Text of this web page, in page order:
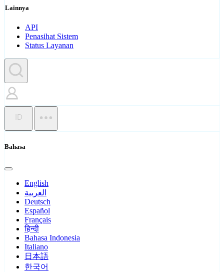
Lainnya
API
Penasihat Sistem
Status Layanan
ID
Bahasa
English
العربية
Deutsch
Español
Français
हिन्दी
Bahasa Indonesia
Italiano
日本語
한국어